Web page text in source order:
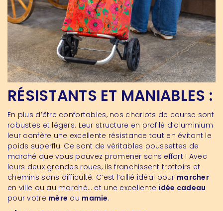
RÉSISTANTS ET MANIABLES :
En plus d’être confortables, nos chariots de course sont
robustes et légers. Leur structure en profilé d’aluminium
leur confère une excellente résistance tout en évitant le
poids superflu. Ce sont de véritables poussettes de
marché que vous pouvez promener sans effort ! Avec
leurs deux grandes roues, ils franchissent trottoirs et
chemins sans difficulté. C’est l’allié idéal pour marcher
en ville ou au marché… et une excellente idée cadeau
pour votre mère ou mamie.